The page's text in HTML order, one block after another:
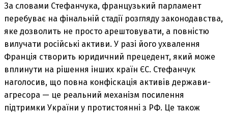
За словами Стефанчука, французький парламент
перебуває на фінальній стадії розгляду законодавства,
яке дозволить не просто арештовувати, а повністю
вилучати російські активи. У разі його ухвалення
Франція створить юридичний прецедент, який може
вплинути на рішення інших країн ЄС. Стефанчук
наголосив, що повна конфіскація активів держави-
агресора — це реальний механізм посилення
підтримки України у протистоянні з РФ. Це також